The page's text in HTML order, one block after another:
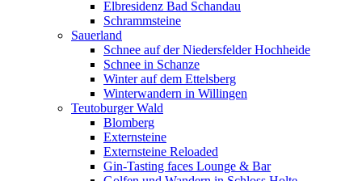
Elbresidenz Bad Schandau
Schrammsteine
Sauerland
Schnee auf der Niedersfelder Hochheide
Schnee in Schanze
Winter auf dem Ettelsberg
Winterwandern in Willingen
Teutoburger Wald
Blomberg
Externsteine
Externsteine Reloaded
Gin-Tasting faces Lounge & Bar